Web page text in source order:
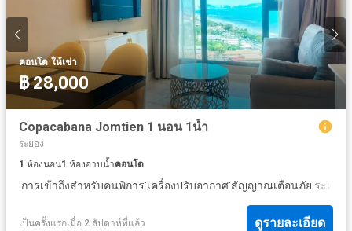
คอนโด·ให้เช่า
฿ 28,000
Copacabana Jomtien 1 นอน 1น้ำ
ระยอง
1 ห้องนอน1 ห้องอาบน้ำคอนโด
·การเข้าถึงสำหรับคนพิการ·เครื่องปรับอากาศ·สัญญาณเตือนภัย·ระเบียง
เป็นครั้งแรกเมื่อ 2 สัปดาห์ที่แล้ว ดูรายละเอียด